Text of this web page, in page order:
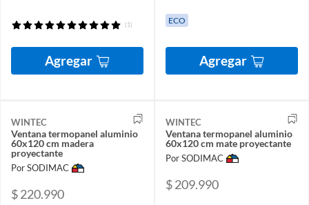
(1)
Agregar
ECO
Agregar
WINTEC
Ventana termopanel aluminio
60x120 cm madera
proyectante
Por SODIMAC
$ 220.990
WINTEC
Ventana termopanel aluminio
60x120 cm mate proyectante
Por SODIMAC
$ 209.990